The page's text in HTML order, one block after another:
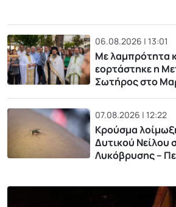
06.08.2026 | 13:01
Με λαμπρότητα
εορτάστηκε η
Σωτήρος στο
07.08.2026 | 12:22
Κρούσμα
Δυτικού Νείλου
Λυκόβρυσης –